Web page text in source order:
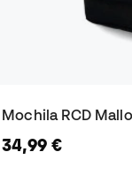
Mochila RCD
34,99 €